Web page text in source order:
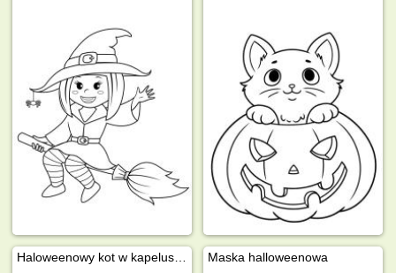
Maska halloweenowa